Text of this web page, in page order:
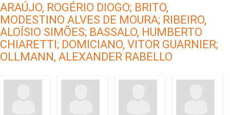
ARAÚJO, ROGÉRIO DIOGO; BRITO,
MODESTINO ALVES DE MOURA; RIBEIRO,
ALOÍSIO SIMÕES; BASSALO, HUMBERTO
CHIARETTI; DOMICIANO, VITOR GUARNIER;
OLLMANN, ALEXANDER RABELLO